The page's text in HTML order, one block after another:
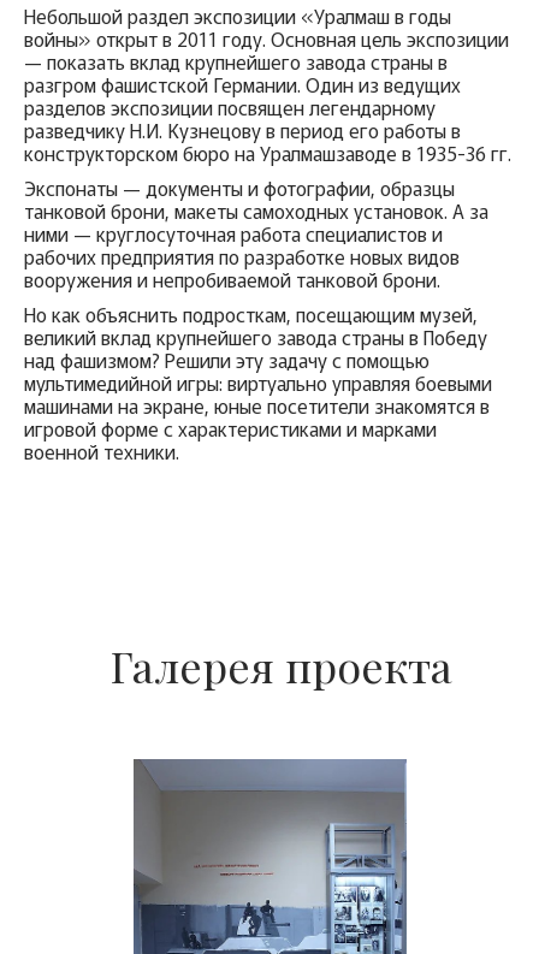
Небольшой раздел экспозиции «Уралмаш в годы
войны» открыт в 2011 году. Основная цель экспозиции
— показать вклад крупнейшего завода страны в
разгром фашистской Германии. Один из ведущих
разделов экспозиции посвящен легендарному
разведчику Н.И. Кузнецову в период его работы в
конструкторском бюро на Уралмашзаводе в 1935-36 гг.
Экспонаты — документы и фотографии, образцы
танковой брони, макеты самоходных установок. А за
ними — круглосуточная работа специалистов и
рабочих предприятия по разработке новых видов
вооружения и непробиваемой танковой брони.
Но как объяснить подросткам, посещающим музей,
великий вклад крупнейшего завода страны в Победу
над фашизмом? Решили эту задачу с помощью
мультимедийной игры: виртуально управляя боевыми
машинами на экране, юные посетители знакомятся в
игровой форме с характеристиками и марками
военной техники.
Галерея проекта